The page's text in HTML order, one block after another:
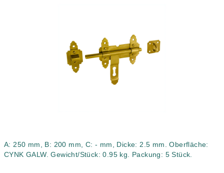
A: 250 mm, B: 200 mm, C: - mm, Dicke: 2.5 mm. Oberfläche:
CYNK GALW. Gewicht/Stück: 0.95 kg. Packung: 5 Stück.